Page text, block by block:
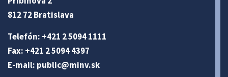
812 72 Bratislava
Telefón: +421 2 5094 1111
Fax: +421 2 5094 4397
E-mail: public@minv.sk